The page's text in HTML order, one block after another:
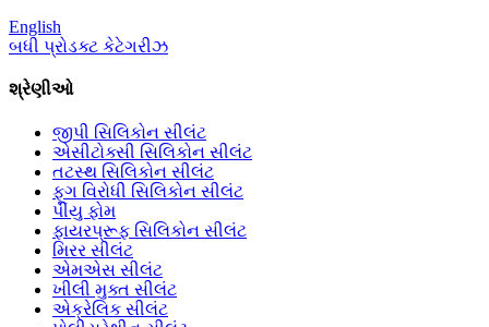
English
બધી પ્રોડક્ટ કેટેગરીઝ
શ્રેણીઓ
જીપી સિલિકોન સીલંટ
એસીટોક્સી સિલિકોન સીલંટ
તટસ્થ સિલિકોન સીલંટ
ફૂગ વિરોધી સિલિકોન સીલંટ
પીયુ ફોમ
ફાયરપ્રૂફ સિલિકોન સીલંટ
મિરર સીલંટ
એમએસ સીલંટ
ખીલી મુક્ત સીલંટ
એક્રેલિક સીલંટ